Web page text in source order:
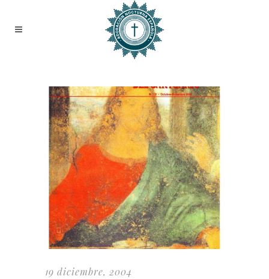
19 diciembre, 2004